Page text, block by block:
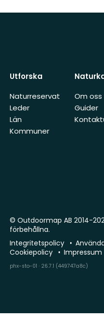
Utforska
Naturreservat
Leder
Län
Kommuner
Om oss
Guider
© Outdoormap AB 2014-
förbehållna.
Integritetspolicy
Cookiepolicy
Impressum
phx-sto-01 · 26.7.1 (449747a8c)